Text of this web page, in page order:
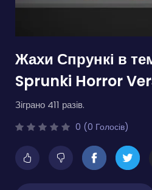
Жахи Спрункі в
Sprunki Horror
Зіграно 411 разів.
0 (0 Голосів)